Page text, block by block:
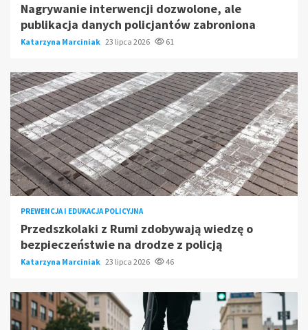
Nagrywanie interwencji dozwolone, ale
publikacja danych policjantów zabroniona
Katarzyna Marciniak 23 lipca 2026 61
PREWENCJA I EDUKACJA POLICYJNA
Przedszkolaki z Rumi zdobywają wiedzę o
bezpieczeństwie na drodze z policją
Katarzyna Marciniak 23 lipca 2026 46